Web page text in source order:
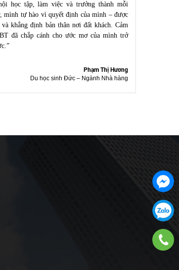
học tập, làm việc và trưởng thành mỗi
mình tự hào vì quyết định của mình – được
khẳng định bản thân nơi đất khách. Cảm
đã chắp cánh cho ước mơ của mình trở
Phạm Thị Hương
Du học sinh Đức – Ngành Nhà hàng